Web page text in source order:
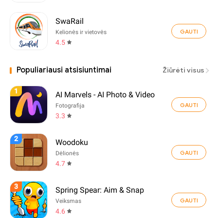
SwaRail
Kelionės ir vietovės
4.5
GAUTI
Populiariausi atsisiuntimai Žiūrėti visus
1 AI Marvels - AI Photo & Video
Fotografija
3.3
GAUTI
2 Woodoku
Dėlionės
4.7
GAUTI
3 Spring Spear: Aim & Snap
Veiksmas
4.6
GAUTI